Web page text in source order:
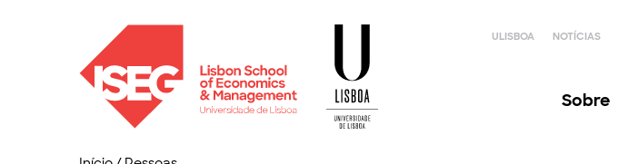
ULISBOA NOTÍCIAS
Sobre